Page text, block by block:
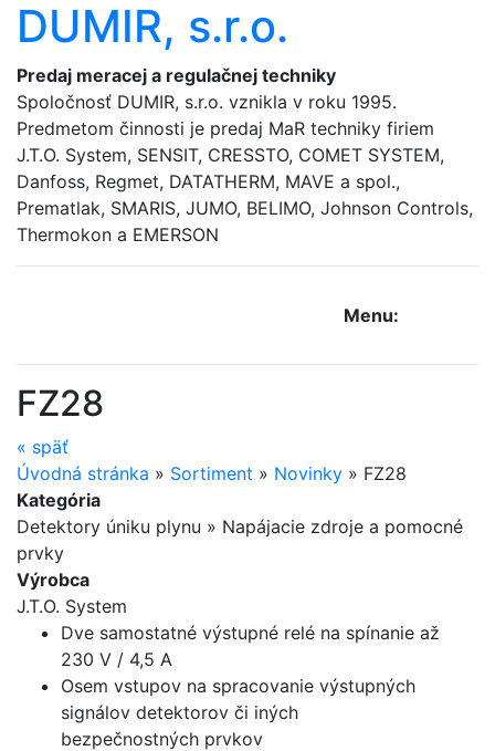
DUMIR, s.r.o.
Predaj meracej a regulačnej techniky
Spoločnosť DUMIR, s.r.o. vznikla v roku 1995.
Predmetom činnosti je predaj MaR techniky firiem
J.T.O. System, SENSIT, CRESSTO, COMET SYSTEM,
Danfoss, Regmet, DATATHERM, MAVE a spol.,
Prematlak, SMARIS, JUMO, BELIMO, Johnson Controls,
Thermokon a EMERSON
Menu:
FZ28
« späť
Úvodná stránka » Sortiment » Novinky » FZ28
Kategória
Detektory úniku plynu » Napájacie zdroje a pomocné
prvky
Výrobca
J.T.O. System
Dve samostatné výstupné relé na spínanie až
230 V / 4,5 A
Osem vstupov na spracovanie výstupných
signálov detektorov či iných
bezpečnostných prvkov